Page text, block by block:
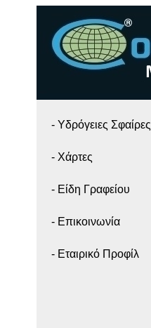
- Yδρόγειες Σφαίρες
- Χάρτες
- Είδη Γραφείου
- Επικοινωνία
- Εταιρικό Προφίλ